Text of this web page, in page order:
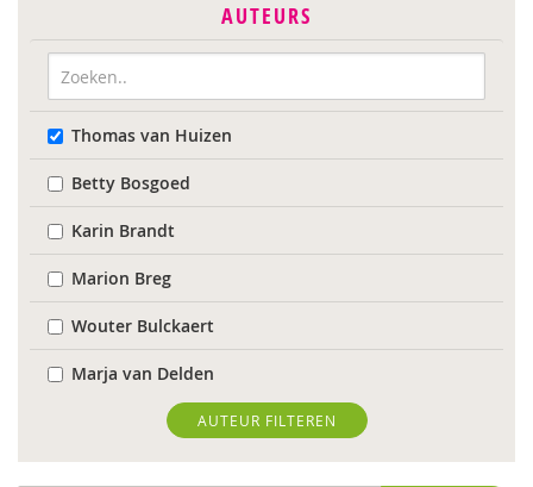
AUTEURS
Thomas van Huizen
Betty Bosgoed
Karin Brandt
Marion Breg
Wouter Bulckaert
Marja van Delden
Mara van Dijk
Denise Enthoven
AUTEUR FILTEREN